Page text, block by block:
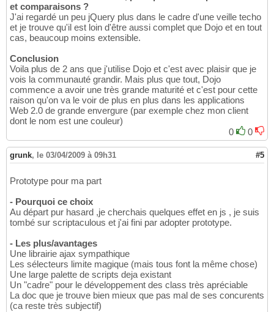
et comparaisons ?
J'ai regardé un peu jQuery plus dans le cadre d'une veille techo
et je trouve qu'il est loin d'être aussi complet que Dojo et en tout
cas, beaucoup moins extensible.
Conclusion
Voila plus de 2 ans que j'utilise Dojo et c'est avec plaisir que je
vois la communauté grandir. Mais plus que tout, Dojo
commence a avoir une très grande maturité et c'est pour cette
raison qu'on va le voir de plus en plus dans les applications
Web 2.0 de grande envergure (par exemple chez mon client
dont le nom est une couleur)
0
0
grunk, le 03/04/2009 à 09h31 #5
Prototype pour ma part
- Pourquoi ce choix
Au départ pur hasard ,je cherchais quelques effet en js , je suis
tombé sur scriptaculous et j'ai fini par adopter prototype.
- Les plus/avantages
Une librairie ajax sympathique
Les sélecteurs limite magique (mais tous font la même chose)
Une large palette de scripts deja existant
Un "cadre" pour le développement des class très apréciable
La doc que je trouve bien mieux que pas mal de ses concurents
(ca reste très subjectif)